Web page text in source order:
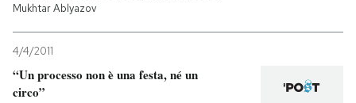
Mukhtar Ablyazov
4/4/2011
“Un processo non è una festa, né un
circo”